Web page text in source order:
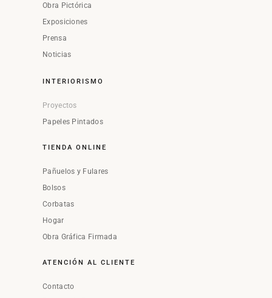
Obra Pictórica
Exposiciones
Prensa
Noticias
INTERIORISMO
Proyectos
Papeles Pintados
TIENDA ONLINE
Pañuelos y Fulares
Bolsos
Corbatas
Hogar
Obra Gráfica Firmada
ATENCIÓN AL CLIENTE
Contacto